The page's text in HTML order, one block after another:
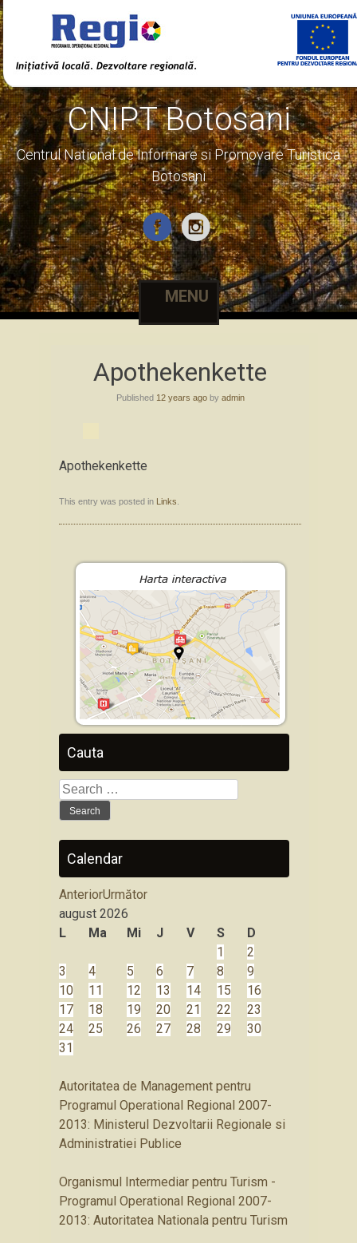
CNIPT Botosani
Centrul National de Informare si Promovare Turistica
Botosani
MENU
to
Apothekenkette
Published 12 years agoby admin
Apothekenkette
This entry was posted in Links
Cauta
Search
for:
Calendar
AnteriorUrmător
august 2026
L
Ma Mi J V S
D
1
2
3
4 5 6 7 8
9
10
11 12 13 14 15
16
17
18 19 20 21 22
23
24
25 26 27 28 29
30
31
Autoritatea de Management pentru
Programul Operational Regional 2007-
2013: Ministerul Dezvoltarii Regionale si
Administratiei Publice
Organismul Intermediar pentru Turism -
Programul Operational Regional 2007-
2013: Autoritatea Nationala pentru Turism